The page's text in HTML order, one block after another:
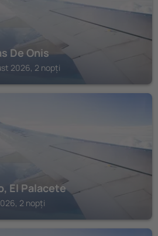
De Onis
2026, 2 nopți
El Palacete
2 nopți